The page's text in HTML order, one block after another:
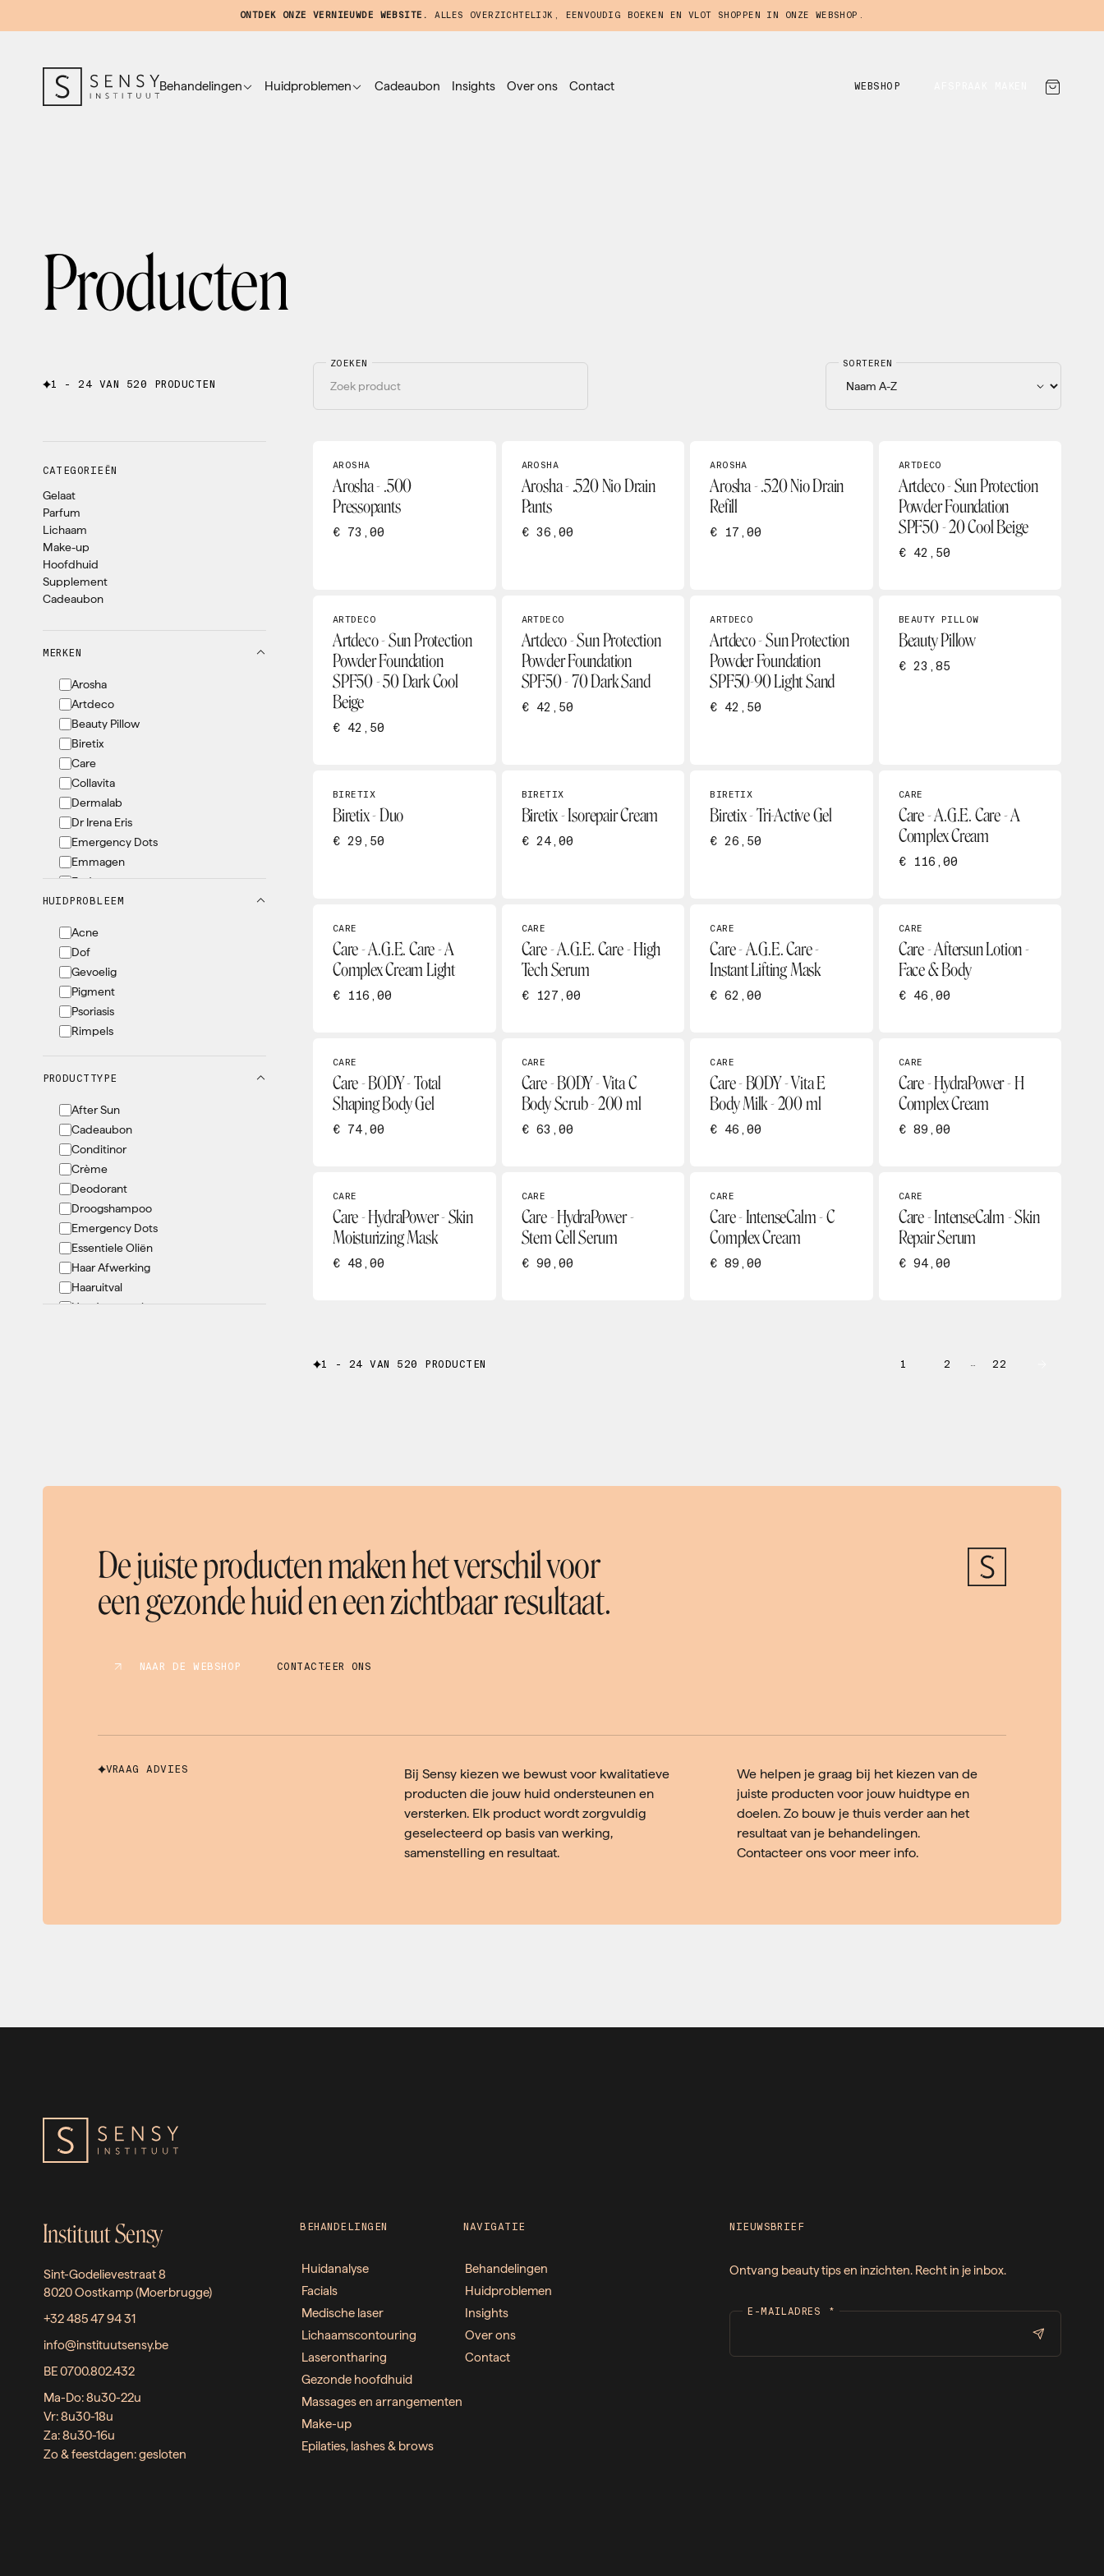
ONTDEK ONZE VERNIEUWDE WEBSITE. ALLES OVERZICHTELIJK, EENVOUDIG BOEKEN EN VLOT SHOPPEN IN ONZE WEBSHOP.
Behandelingen Huidproblemen Cadeaubon Insights Over ons Contact WEBSHOP
Producten
1 - 24 VAN 520 PRODUCTEN
ZOEKEN SORTEREN
CATEGORIEËN
Gelaat
Parfum
Lichaam
Make-up
Hoofdhuid
Supplement
Cadeaubon
MERKEN
Arosha
Artdeco
Beauty Pillow
Biretix
Care
Collavita
Dermalab
Dr Irena Eris
Emergency Dots
Emmagen
Endocare
EVY
Heliocare
Heltitude
Instituut Sensy
IOAN
Iraltone
Konjac
Miglot
Oolaboo
OY
PCA
pHformula
Philip Martins
Renophase
She Iss
Tanny Max
Theraderm
HUIDPROBLEEM
Acne
Dof
Gevoelig
Pigment
Psoriasis
Rimpels
PRODUCTTYPE
After Sun
Cadeaubon
Conditinor
Crème
Deodorant
Droogshampoo
Emergency Dots
Essentiele Oliën
Haar Afwerking
Haaruitval
Hand verzorging
Mascara
Oogverzorging
Peeling
AROSHA
Arosha - .500
Pressopants
€ 73,00
AROSHA
Arosha - .520 Nio Drain
Pants
€ 36,00
AROSHA
Arosha - .520 Nio Drain
Refill
€ 17,00
ARTDECO
Artdeco - Sun Protection
Powder Foundation
SPF50 - 20 Cool Beige
€ 42,50
ARTDECO
Artdeco - Sun Protection
Powder Foundation
SPF50 - 50 Dark Cool
Beige
€ 42,50
ARTDECO
Artdeco - Sun Protection
Powder Foundation
SPF50 - 70 Dark Sand
€ 42,50
ARTDECO
Artdeco - Sun Protection
Powder Foundation
SPF50-90 Light Sand
€ 42,50
BEAUTY PILLOW
Beauty Pillow
€ 23,85
BIRETIX
Biretix - Duo
€ 29,50
BIRETIX
Biretix - Isorepair Cream
€ 24,00
BIRETIX
Biretix - Tri-Active Gel
€ 26,50
CARE
Care - A.G.E. Care - A
Complex Cream
€ 116,00
CARE
Care - A.G.E. Care - A
Complex Cream Light
€ 116,00
CARE
Care - A.G.E. Care - High
Tech Serum
€ 127,00
CARE
Care - A.G.E. Care -
Instant Lifting Mask
€ 62,00
CARE
Care - Aftersun Lotion -
Face & Body
€ 46,00
CARE
Care - BODY - Total
Shaping Body Gel
€ 74,00
CARE
Care - BODY - Vita C
Body Scrub - 200 ml
€ 63,00
CARE
Care - BODY - Vita E
Body Milk - 200 ml
€ 46,00
CARE
Care - HydraPower - H
Complex Cream
€ 89,00
CARE
Care - HydraPower - Skin
Moisturizing Mask
€ 48,00
CARE
Care - HydraPower -
Stem Cell Serum
€ 90,00
CARE
Care - IntenseCalm - C
Complex Cream
€ 89,00
CARE
Care - IntenseCalm - Skin
Repair Serum
€ 94,00
1 - 24 VAN 520 PRODUCTEN 1 2 … 22
De juiste producten maken het verschil voor
een gezonde huid en een zichtbaar resultaat.
NAAR DE WEBSHOP CONTACTEER ONS
VRAAG ADVIES
Bij Sensy kiezen we bewust voor kwalitatieve
producten die jouw huid ondersteunen en
versterken. Elk product wordt zorgvuldig
geselecteerd op basis van werking,
samenstelling en resultaat.
We helpen je graag bij het kiezen van de
juiste producten voor jouw huidtype en
doelen. Zo bouw je thuis verder aan het
resultaat van je behandelingen.
Contacteer ons voor meer info.
Instituut Sensy
Sint-Godelievestraat 8
8020 Oostkamp (Moerbrugge)
+32 485 47 94 31
info@instituutsensy.be
BE 0700.802.432
Ma-Do: 8u30-22u
Vr: 8u30-18u
Za: 8u30-16u
Zo & feestdagen: gesloten
BEHANDELINGEN
Huidanalyse
Facials
Medische laser
Lichaamscontouring
Laserontharing
Gezonde hoofdhuid
Massages en arrangementen
Make-up
Epilaties, lashes & brows
NAVIGATIE
Behandelingen
Huidproblemen
Insights
Over ons
Contact
NIEUWSBRIEF
Ontvang beauty tips en inzichten. Recht in je inbox.
E-MAILADRES *